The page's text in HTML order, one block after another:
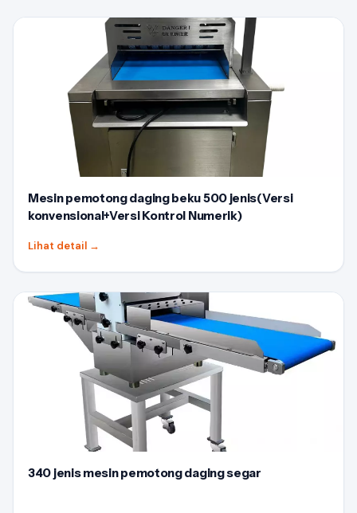
Mesin pemotong daging beku 500 jenis(Versi
konvensional+Versi Kontrol Numerik)
Lihat detail →
340 jenis mesin pemotong daging segar